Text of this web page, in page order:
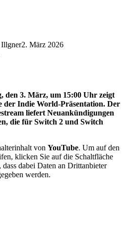
2. März 2026
den 3. März, um 15:00 Uhr zeigt
der Indie World-Präsentation. Der
liefert Neuankündigungen
die für Switch 2 und Switch
von YouTube. Um auf den
klicken Sie auf die Schaltfläche
dabei Daten an Drittanbieter
werden.